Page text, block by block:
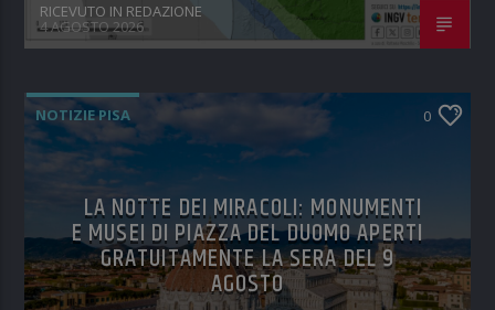
RICEVUTO IN REDAZIONE
4 AGOSTO 2026
NOTIZIE PISA 0
LA NOTTE DEI MIRACOLI: MONUMENTI
E MUSEI DI PIAZZA DEL DUOMO APERTI
GRATUITAMENTE LA SERA DEL 9
AGOSTO